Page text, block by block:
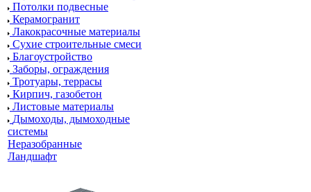
Потолки подвесные
Керамогранит
Лакокрасочные материалы
Сухие строительные смеси
Благоустройство
Заборы, ограждения
Тротуары, террасы
Кирпич, газобетон
Листовые материалы
Дымоходы, дымоходные
системы
Неразобранные
Ландшафт